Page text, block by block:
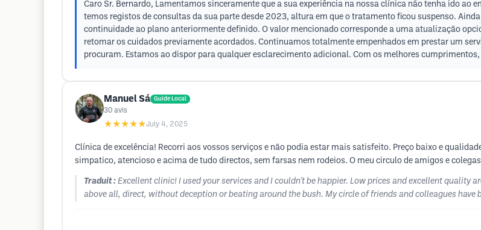
Caro Sr. Bernardo, Lamentamos sinceramente que a sua experiência na nossa clínica não tenha ido ao
temos registos de consultas da sua parte desde 2023, altura em que o tratamento ficou suspenso.
continuidade ao plano anteriormente definido. O valor mencionado corresponde a uma atualização
retomar os cuidados previamente acordados. Continuamos totalmente empenhados em prestar um
procuram. Estamos ao dispor para qualquer esclarecimento adicional. Com os melhores cumprimentos,
Manuel Sá Guide Local
30 avis
★★★★★July 4, 2025
Clínica de excelência! Recorri aos vossos serviços e não podia estar mais satisfeito. Preço baixo e
simpatico, atencioso e acima de tudo directos, sem farsas nem rodeios. O meu circulo de amigos e
Traduit : Excellent clinic! I used your services and I couldn't be happier. Low prices and excellent quality
above all, direct, without deception or beating around the bush. My circle of friends and colleagues have